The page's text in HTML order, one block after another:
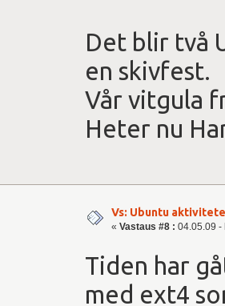
Det blir två
en skivfest.
Vår vitgula
Heter nu
Vs: Ubuntu
« Vastaus #8 : 04.05.09 -
Tiden har
med ext4